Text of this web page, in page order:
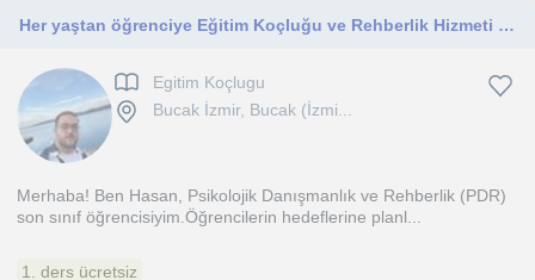
Her yaştan öğrenciye Eğitim Koçluğu ve Rehberlik Hizmeti vermekteyim
Egitim Koçlugu
Bucak İzmir, Bucak (İzmi...
Merhaba! Ben Hasan, Psikolojik Danışmanlık ve Rehberlik (PDR)
son sınıf öğrencisiyim.Öğrencilerin hedeflerine planl...
1. ders ücretsiz